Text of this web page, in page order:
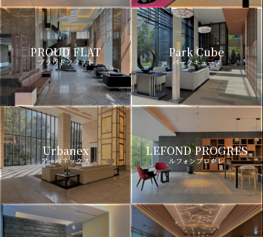
PROUD FLAT
プラウドフラット
Park Cube
パークキューブ
Urbanex
アーバネックス
LEFOND PROGRES
ルフォンプログレ